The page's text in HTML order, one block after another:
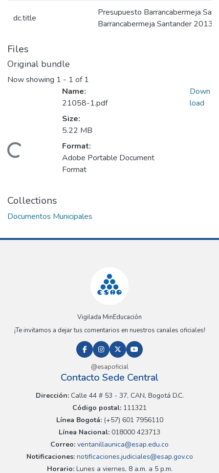
dc.title
Presupuesto Barrancabermeja
Barrancabermeja Santander 2013
Files
Original bundle
Now showing 1 - 1 of 1
Loading...
Name:
21058-1.pdf
Size:
5.22 MB
Format:
Adobe Portable Document
Format
Down
load
Collections
Documentos Municipales
Vigilada MinEducación
¡Te invitamos a dejar tus comentarios en nuestros canales oficiales!
@esapoficial
Contacto Sede Central
Dirección:Calle 44 # 53 - 37, CAN, Bogotá D.C.
Código postal: 111321
Línea Bogotá:(+57) 601 7956110
Línea Nacional: 018000 423713
Correo: ventanillaunica@esap.edu.co
Notificaciones:notificaciones.judiciales@esap.gov.co
Horario:Lunes a viernes, 8 a.m. a 5 p.m.